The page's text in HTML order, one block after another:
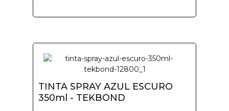
TINTA SPRAY AZUL ESCURO
350ml - TEKBOND